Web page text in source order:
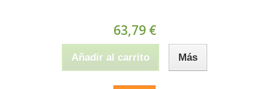
63,79 €
Añadir al carrito Más